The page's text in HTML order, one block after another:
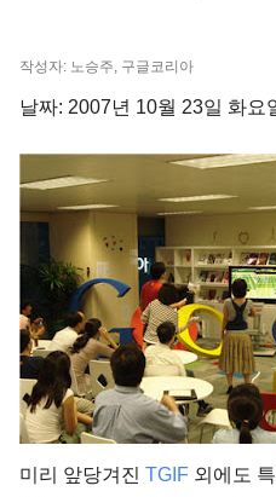
작성자: 노승주, 구글코리아
날짜: 2007년 10월 23일 화요
미리 앞당겨진 TGIF 외에도